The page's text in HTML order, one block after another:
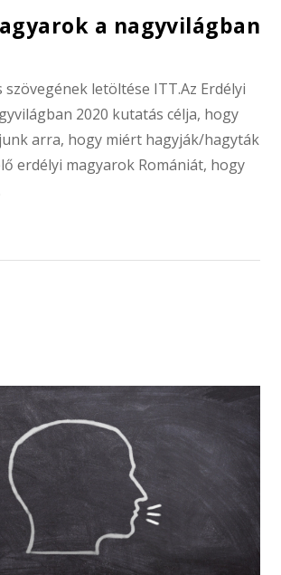
a nagyvilágban
szövegének letöltése ITT.Az Erdélyi
2020 kutatás célja, hogy
arra, hogy miért hagyják/hagyták
erdélyi magyarok Romániát, hogy